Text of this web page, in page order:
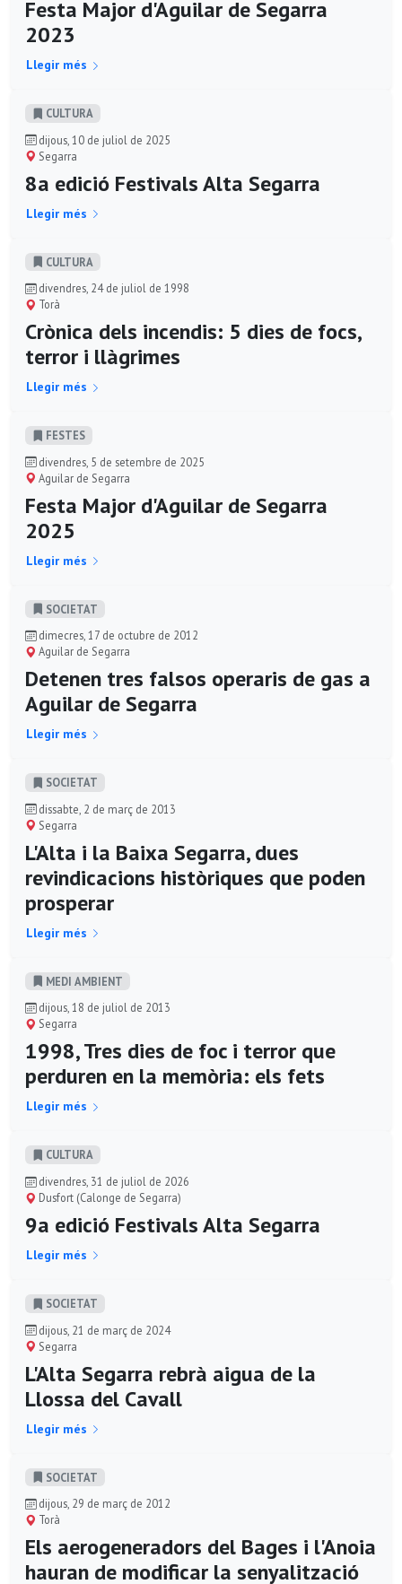
Festa Major d'Aguilar de Segarra
2023
Llegir més
CULTURA
dijous, 10 de juliol de 2025
Segarra
8a edició Festivals Alta Segarra
Llegir més
CULTURA
divendres, 24 de juliol de 1998
Torà
Crònica dels incendis: 5 dies de focs,
terror i llàgrimes
Llegir més
FESTES
divendres, 5 de setembre de 2025
Aguilar de Segarra
Festa Major d'Aguilar de Segarra
2025
Llegir més
SOCIETAT
dimecres, 17 de octubre de 2012
Aguilar de Segarra
Detenen tres falsos operaris de gas a
Aguilar de Segarra
Llegir més
SOCIETAT
dissabte, 2 de març de 2013
Segarra
L'Alta i la Baixa Segarra, dues
revindicacions històriques que poden
prosperar
Llegir més
MEDI AMBIENT
dijous, 18 de juliol de 2013
Segarra
1998, Tres dies de foc i terror que
perduren en la memòria: els fets
Llegir més
CULTURA
divendres, 31 de juliol de 2026
Dusfort (Calonge de Segarra)
9a edició Festivals Alta Segarra
Llegir més
SOCIETAT
dijous, 21 de març de 2024
Segarra
L'Alta Segarra rebrà aigua de la
Llossa del Cavall
Llegir més
SOCIETAT
dijous, 29 de març de 2012
Torà
Els aerogeneradors del Bages i l'Anoia
hauran de modificar la senyalització